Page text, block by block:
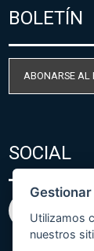
BOLETÍN
ABONARSE AL
SOCIAL
Utilizamos
nuestros